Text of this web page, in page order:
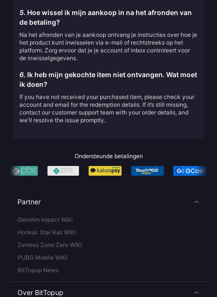
5. Hoe wissel ik mijn aankoop in na het afronden van
de betaling?
Na het afronden van je aankoop ontvang je instructies over hoe je
het product kunt inwisselen via e-mail of rechtstreeks op het
platform. Zorg ervoor dat je je account of inbox controleert voor
de inwisselgegevens.
6. Ik heb mijn gekochte item niet ontvangen. Wat moet
ik doen?
If you have not received your purchased item, please check your
account and email for the redemption details. If it’s still missing,
contact our customer support team with your order details, and
we'll resolve the issue promptly.
Ondersteunde betalingen
Partner
Genshin Impact Wiki
Honkai: Star Rail WIKI
Zenless Zone Zero WIKI
PUBG Mobile WIKI
BitTopup News
Over BitTopup